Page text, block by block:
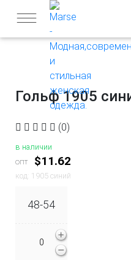
Гольф 1905
(0)
в наличии
опт
$11.62
код: 1905 синий
48-54